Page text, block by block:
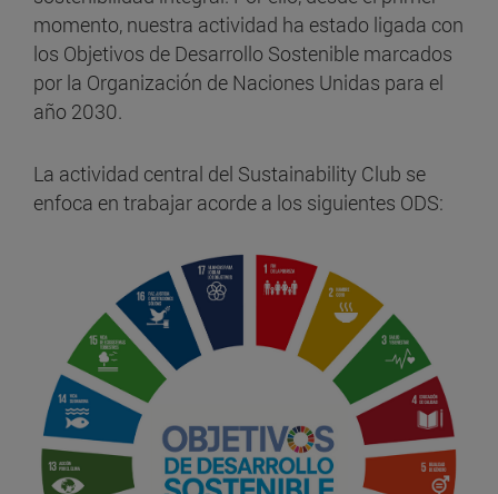
momento, nuestra actividad ha estado ligada con
los Objetivos de Desarrollo Sostenible marcados
por la Organización de Naciones Unidas para el
año 2030.
La actividad central del Sustainability Club se
enfoca en trabajar acorde a los siguientes ODS: